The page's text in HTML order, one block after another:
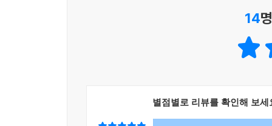
14
별점별로 리뷰를 확인해 보세